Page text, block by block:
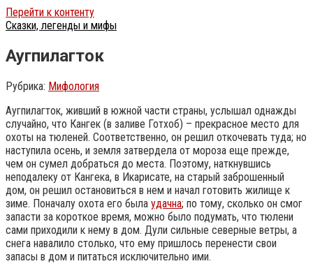
Перейти к контенту
Сказки, легенды и мифы
Аугпилагток
Рубрика: Мифология
Аугпилагток, живший в южной части страны, услышал однажды
случайно, что Кангек (в заливе Готхоб) – прекрасное место для
охоты на тюленей. Соответственно, он решил откочевать туда; но
наступила осень, и земля затвердела от мороза еще прежде,
чем он сумел добраться до места. Поэтому, наткнувшись
неподалеку от Кангека, в Икарисате, на старый заброшенный
дом, он решил остановиться в нем и начал готовить жилище к
зиме. Поначалу охота его была удачна; по тому, сколько он смог
запасти за короткое время, можно было подумать, что тюлени
сами приходили к нему в дом. Дули сильные северные ветры, а
снега навалило столько, что ему пришлось перенести свои
запасы в дом и питаться исключительно ими.